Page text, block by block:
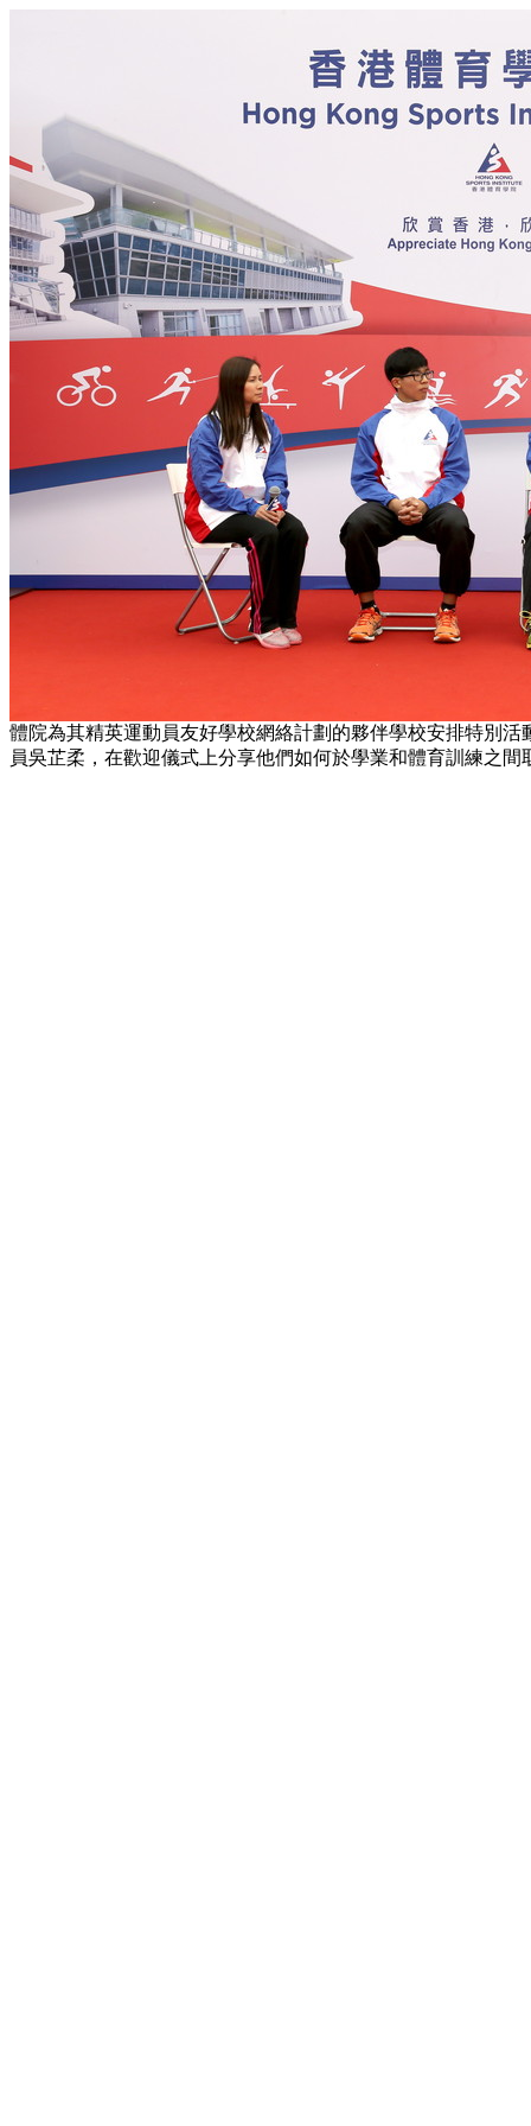
體院為其精英運動員友好學校網絡計劃的夥伴學校安排特別
員吳芷柔，在歡迎儀式上分享他們如何於學業和體育訓練之間